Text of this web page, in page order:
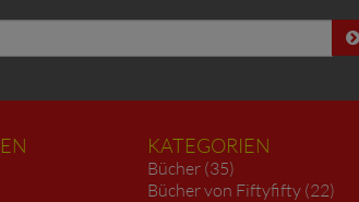
KATEGORIEN
Bücher (35)
Bücher von Fiftyfifty (22)